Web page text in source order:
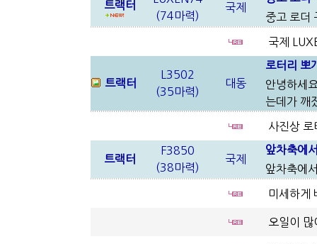
트랙터
(74마력)
국제
중고 로더
국제
트랙터
L3502
(35마력)
대동
로터리 뽀
안녕하세
는데가 깨
사진상
트랙터
F3850
(38마력)
국제
앞차축에
앞차축에
미세하게
오일이